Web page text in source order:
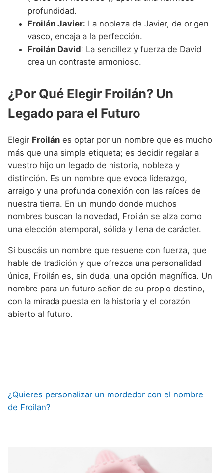
profundidad.
Froilán Javier: La nobleza de Javier, de origen
vasco, encaja a la perfección.
Froilán David: La sencillez y fuerza de David
crea un contraste armonioso.
¿Por Qué Elegir Froilán? Un
Legado para el Futuro
Elegir Froilán es optar por un nombre que es mucho
más que una simple etiqueta; es decidir regalar a
vuestro hijo un legado de historia, nobleza y
distinción. Es un nombre que evoca liderazgo,
arraigo y una profunda conexión con las raíces de
nuestra tierra. En un mundo donde muchos
nombres buscan la novedad, Froilán se alza como
una elección atemporal, sólida y llena de carácter.
Si buscáis un nombre que resuene con fuerza, que
hable de tradición y que ofrezca una personalidad
única, Froilán es, sin duda, una opción magnífica. Un
nombre para un futuro señor de su propio destino,
con la mirada puesta en la historia y el corazón
abierto al futuro.
¿Quieres personalizar un mordedor con el nombre
de Froilan?